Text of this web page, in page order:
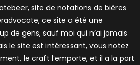
site de notations de bières
ce site a été une
de gens, sauf moi qui n’ai jamais
le site est intéressant, vous notez
le craft l’emporte, et il a la part